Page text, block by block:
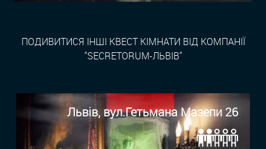
ПОДИВИТИСЯ ІНШІ КВЕСТ КІМНАТИ ВІД КОМПАНІЇ
"SECRETORUM-ЛЬВІВ"
Львів, вул.Гетьмана Мазепи 26